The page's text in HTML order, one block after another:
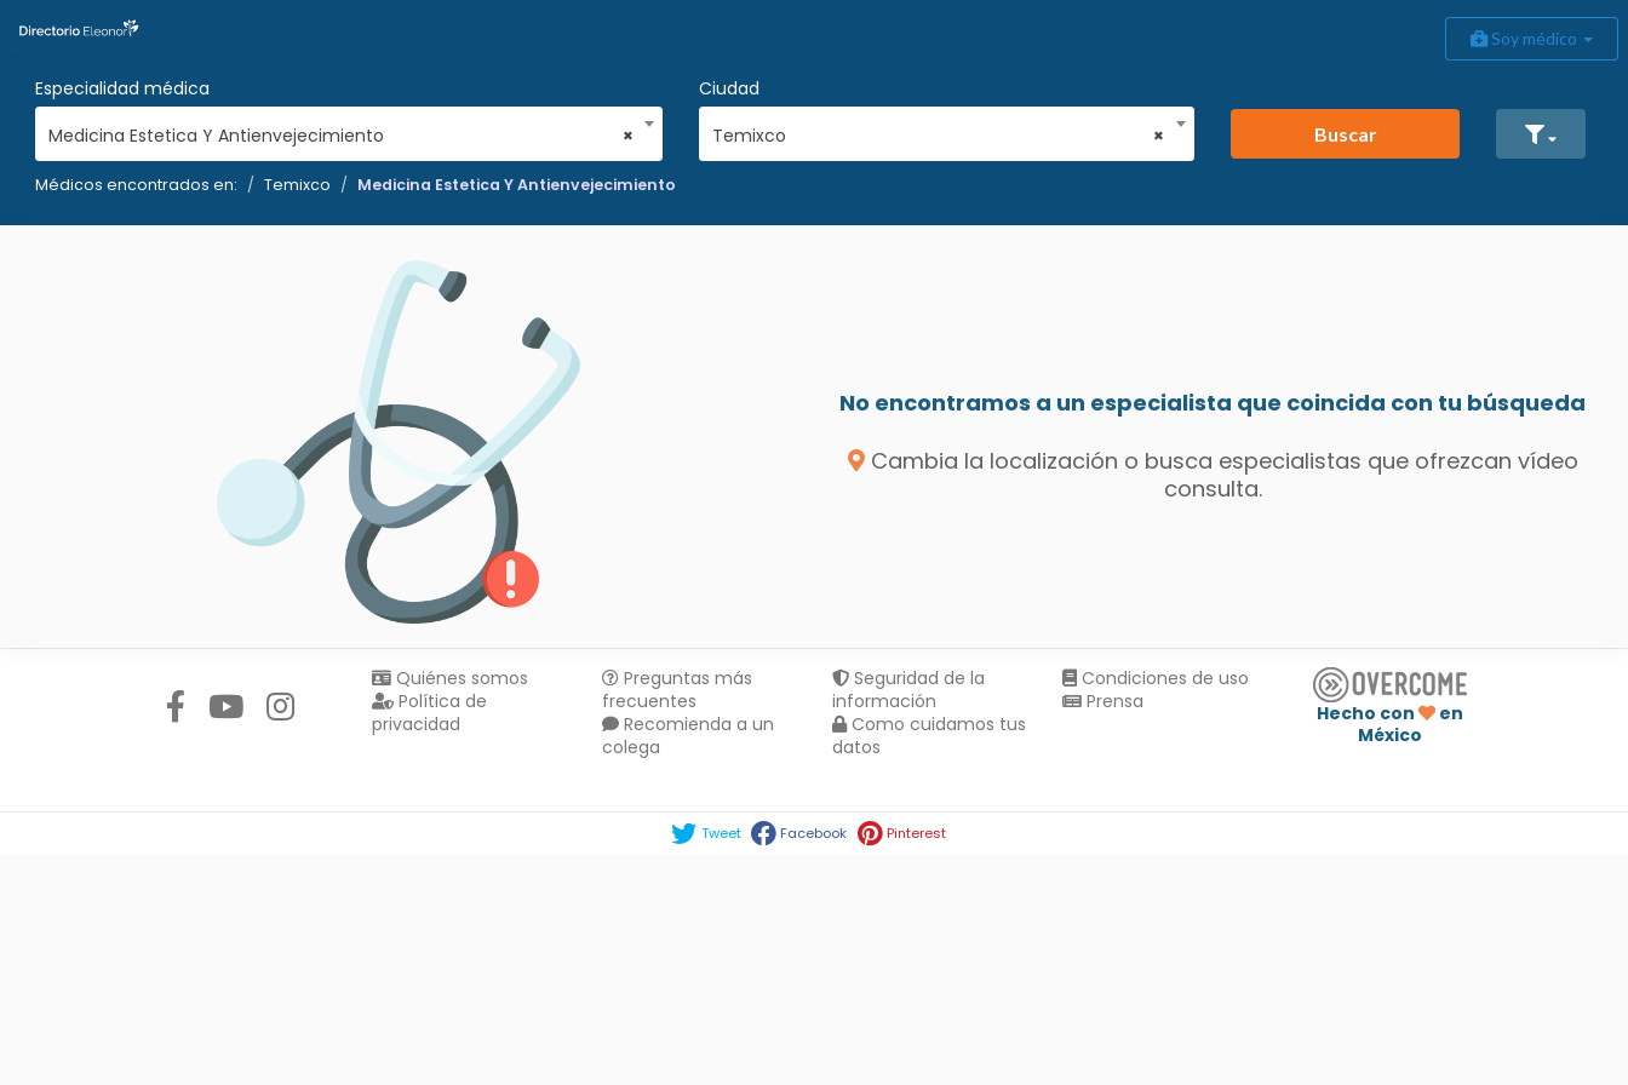
Soy médico
Especialidad médica
×
Medicina Estetica Y Antienvejecimiento
Ciudad
×
Temixco Buscar
Médicos encontrados en: Temixco Medicina Estetica Y Antienvejecimiento
No encontramos a un especialista que coincida con tu búsqueda
Cambia la localización o busca especialistas que ofrezcan vídeo
consulta.
Quiénes somos
Política de
privacidad
Preguntas más
frecuentes
Recomienda a un
colega
Seguridad de la
información
Como cuidamos tus
datos
Condiciones de uso
Prensa
Hecho con
en
México
Tweet Facebook Pinterest